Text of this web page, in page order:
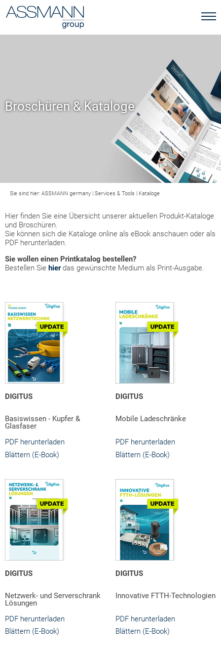
Broschüren & Kataloge
Sie sind hier: ASSMANN germany | Services & Tools | Kataloge
Hier finden Sie eine Übersicht unserer aktuellen Produkt-Kataloge
und Broschüren.
Sie können sich die Kataloge online als eBook anschauen oder als
PDF herunterladen.
Sie wollen einen Printkatalog bestellen?
Bestellen Sie hier das gewünschte Medium als Print-Ausgabe.
DIGITUS
Basiswissen - Kupfer &
Glasfaser
PDF herunterladen
Blättern (E-Book)
DIGITUS
Mobile Ladeschränke
PDF herunterladen
Blättern (E-Book)
DIGITUS
Netzwerk- und Serverschrank
Lösungen
PDF herunterladen
Blättern (E-Book)
DIGITUS
Innovative FTTH-Technologien
PDF herunterladen
Blättern (E-Book)